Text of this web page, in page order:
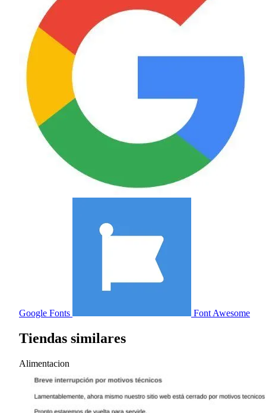
Google Fonts Font Awesome
Tiendas similares
Alimentacion